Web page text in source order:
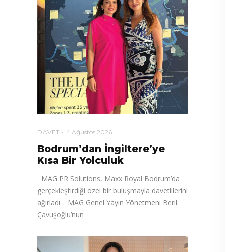
DAVET 4 Ağustos 2026
Bodrum’dan İngiltere’ye
Kısa Bir Yolculuk
MAG PR Solutions, Maxx Royal Bodrum’da
gerçekleştirdiği özel bir buluşmayla davetlilerini
ağırladı. MAG Genel Yayın Yönetmeni Beril
Çavuşoğlu’nun